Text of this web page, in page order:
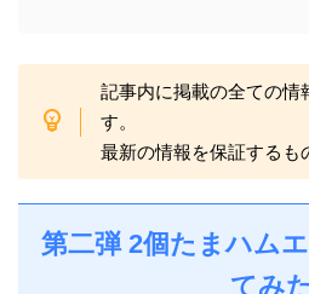
記事内に掲載の全ての情
す。
最新の情報を保証するも
第二弾 2個たまハム
てみた